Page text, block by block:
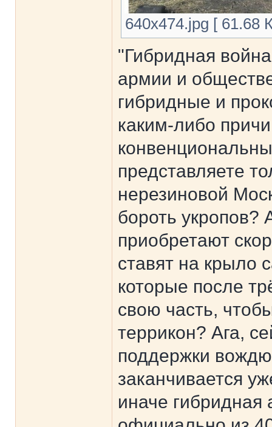
640x474.jpg [ 61.68
"Гибридная
армии и
гибридные и
каким-либо
представляете
нерезиновой
бороть укропов?
приобретают
ставят на крыло
которые после
свою часть,
террикон? Ага,
поддержки
заканчивается
иначе